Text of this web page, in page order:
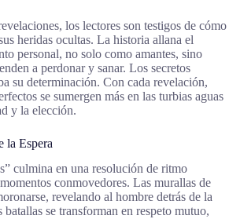
los lectores son testigos de cómo
heridas ocultas. La historia allana el
personal, no solo como amantes, sino
a perdonar y sanar. Los secretos
su determinación. Con cada revelación,
se sumergen más en las turbias aguas
y la elección.
la Espera
culmina en una resolución de ritmo
conmovedores. Las murallas de
revelando al hombre detrás de la
batallas se transforman en respeto mutuo,